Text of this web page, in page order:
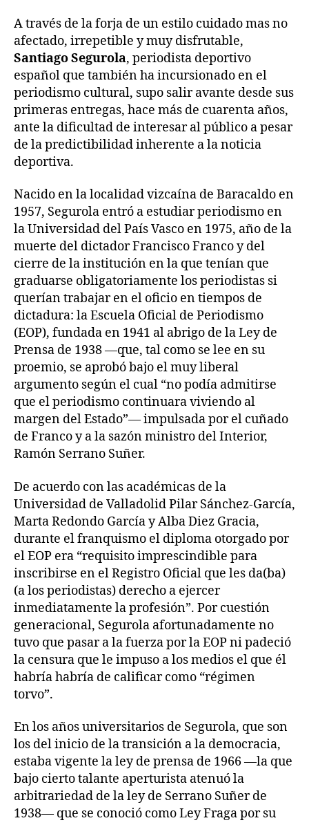
A través de la forja de un estilo cuidado mas no
afectado, irrepetible y muy disfrutable,
Santiago Segurola, periodista deportivo
español que también ha incursionado en el
periodismo cultural, supo salir avante desde sus
primeras entregas, hace más de cuarenta años,
ante la dificultad de interesar al público a pesar
de la predictibilidad inherente a la noticia
deportiva.
Nacido en la localidad vizcaína de Baracaldo en
1957, Segurola entró a estudiar periodismo en
la Universidad del País Vasco en 1975, año de la
muerte del dictador Francisco Franco y del
cierre de la institución en la que tenían que
graduarse obligatoriamente los periodistas si
querían trabajar en el oficio en tiempos de
dictadura: la Escuela Oficial de Periodismo
(EOP), fundada en 1941 al abrigo de la Ley de
Prensa de 1938 —que, tal como se lee en su
proemio, se aprobó bajo el muy liberal
argumento según el cual “no podía admitirse
que el periodismo continuara viviendo al
margen del Estado”— impulsada por el cuñado
de Franco y a la sazón ministro del Interior,
Ramón Serrano Suñer.
De acuerdo con las académicas de la
Universidad de Valladolid Pilar Sánchez-García,
Marta Redondo García y Alba Diez Gracia,
durante el franquismo el diploma otorgado por
el EOP era “requisito imprescindible para
inscribirse en el Registro Oficial que les da(ba)
(a los periodistas) derecho a ejercer
inmediatamente la profesión”. Por cuestión
generacional, Segurola afortunadamente no
tuvo que pasar a la fuerza por la EOP ni padeció
la censura que le impuso a los medios el que él
habría habría de calificar como “régimen
torvo”.
En los años universitarios de Segurola, que son
los del inicio de la transición a la democracia,
estaba vigente la ley de prensa de 1966 —la que
bajo cierto talante aperturista atenuó la
arbitrariedad de la ley de Serrano Suñer de
1938— que se conoció como Ley Fraga por su